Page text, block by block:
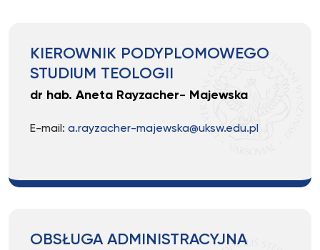
KIEROWNIK PODYPLOMOWEGO
STUDIUM TEOLOGII
dr hab. Aneta Rayzacher- Majewska
E-mail: a.rayzacher-majewska@uksw.edu.pl
OBSŁUGA ADMINISTRACYJNA